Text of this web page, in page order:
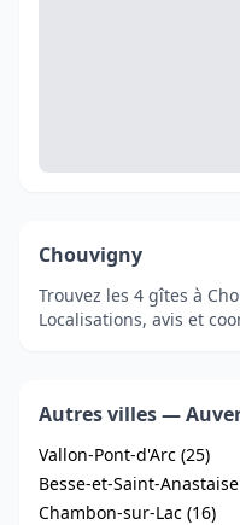
Chouvigny
Trouvez les 4 gîtes à
Localisations, avis et
Autres villes —
Vallon-Pont-d'Arc (25)
Besse-et-Saint-
Chambon-sur-Lac (16)